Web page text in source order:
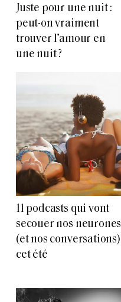
Juste pour une nuit :
peut-on vraiment
trouver l’amour en
une nuit ?
11 podcasts qui vont
secouer nos neurones
(et nos conversations)
cet été